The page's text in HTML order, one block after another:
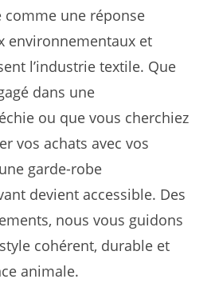
comme une réponse
environnementaux et
l’industrie textile. Que
dans une
ou que vous cherchiez
vos achats avec vos
garde-robe
devient accessible. Des
nous vous guidons
cohérent, durable et
animale.